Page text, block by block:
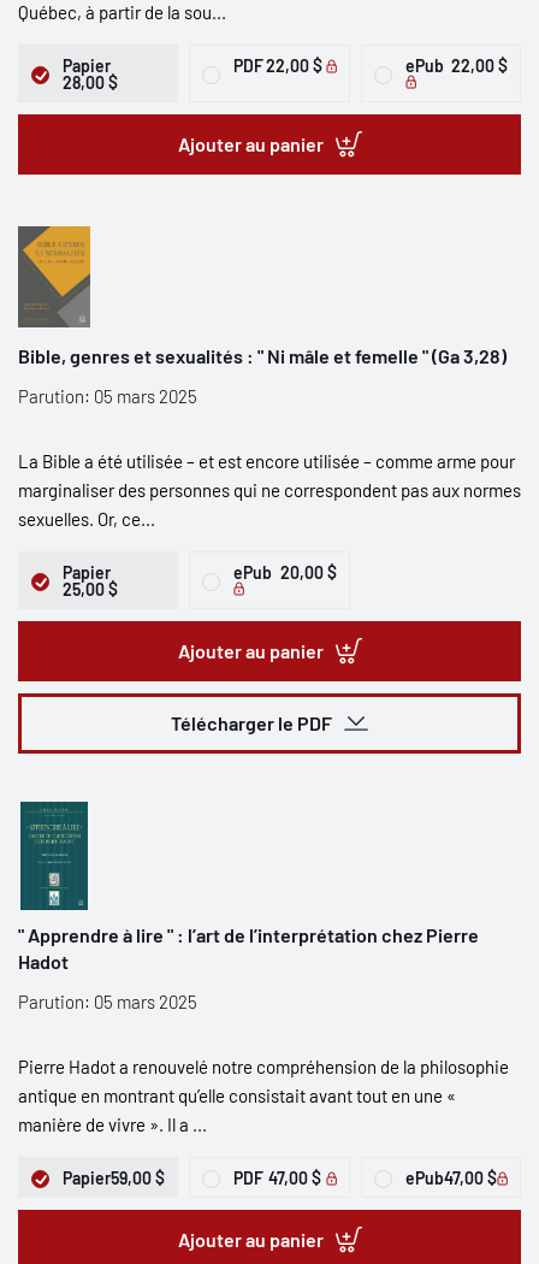
Québec, à partir de la sou...
Papier
28,00 $
PDF22,00 $ ePub 22,00 $
Ajouter au panier
Bible, genres et sexualités : " Ni mâle et femelle " (Ga 3,28)
Parution: 05 mars 2025
La Bible a été utilisée – et est encore utilisée – comme arme pour
marginaliser des personnes qui ne correspondent pas aux normes
sexuelles. Or, ce...
Papier
25,00 $
ePub 20,00 $
Ajouter au panier
Télécharger le PDF
" Apprendre à lire " : l’art de l’interprétation chez Pierre
Hadot
Parution: 05 mars 2025
Pierre Hadot a renouvelé notre compréhension de la philosophie
antique en montrant qu’elle consistait avant tout en une «
manière de vivre ». Il a ...
Papier59,00 $ PDF 47,00 $ ePub47,00 $
Ajouter au panier